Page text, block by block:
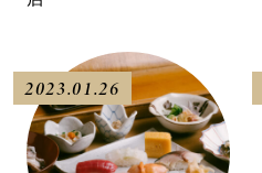
2023.01.26